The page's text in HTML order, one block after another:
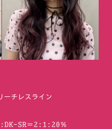
ーチレスライン
SR＝2:1:20％